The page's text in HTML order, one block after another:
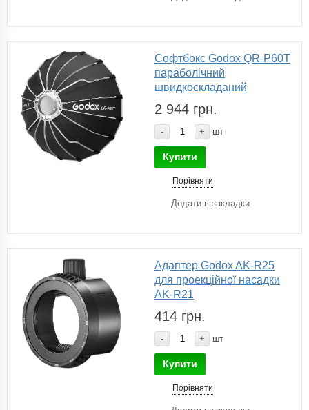
Софтбокс Godox QR-P60T
параболічний
швидкоскладаний
2 944 грн.
- + шт
Купити
Порівняти
Додати в закладки
Адаптер Godox AK-R25
для проекційної насадки
AK-R21
414 грн.
- + шт
Купити
Порівняти